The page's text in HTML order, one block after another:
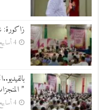
زاكورة:
4 أسابيع ago
”
4 أسابيع ago